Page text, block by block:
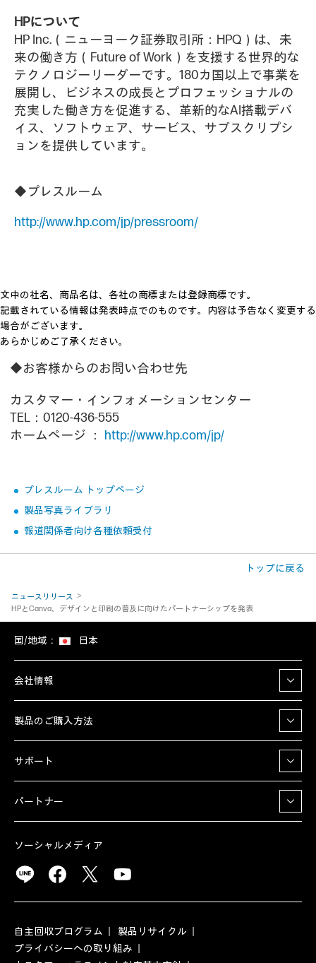
HPについて
HP Inc.（ニューヨーク証券取引所：HPQ）は、未
来の働き方（Future of Work）を支援する世界的な
テクノロジーリーダーです。180カ国以上で事業を
展開し、ビジネスの成長とプロフェッショナルの
充実した働き方を促進する、革新的なAI搭載デバ
イス、ソフトウェア、サービス、サブスクリプシ
ョンを提供しています。
◆プレスルーム
http://www.hp.com/jp/pressroom/
文中の社名、商品名は、各社の商標または登録商標です。
記載されている情報は発表時点でのものです。内容は予告なく変更する
場合がございます。
あらかじめご了承ください。
◆お客様からのお問い合わせ先
カスタマー・インフォメーションセンター
TEL：0120-436-555
ホームページ ： http://www.hp.com/jp/
プレスルーム トップページ
製品写真ライブラリ
報道関係者向け各種依頼受付
トップに戻る
ニュースリリース
HPとCanva、デザインと印刷の普及に向けたパートナーシップを発表
国/地域： 日本
会社情報
製品のご購入方法
サポート
パートナー
ソーシャルメディア
自主回収プログラム
製品リサイクル
プライバシーへの取り組み